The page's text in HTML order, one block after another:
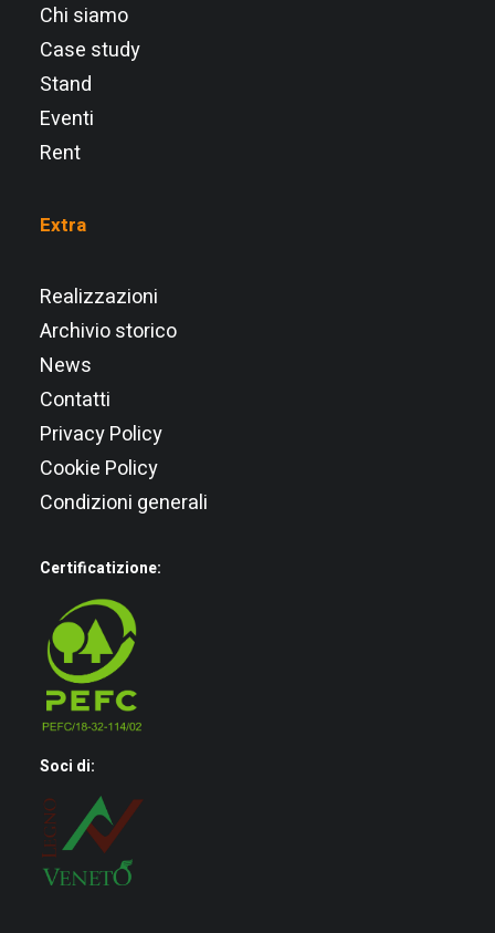
Chi siamo
Case study
Stand
Eventi
Rent
Extra
Realizzazioni
Archivio storico
News
Contatti
Privacy Policy
Cookie Policy
Condizioni generali
Certificatizione:
Soci di: